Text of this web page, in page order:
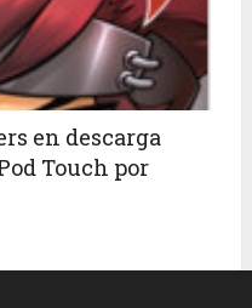
en descarga
Touch por